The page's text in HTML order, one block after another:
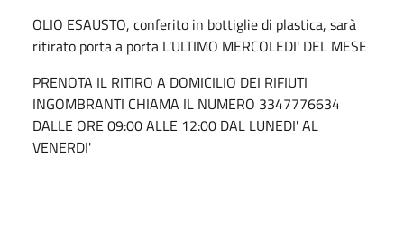
OLIO ESAUSTO, conferito in bottiglie di plastica, sarà
ritirato porta a porta L'ULTIMO MERCOLEDI' DEL MESE
PRENOTA IL RITIRO A DOMICILIO DEI RIFIUTI
INGOMBRANTI CHIAMA IL NUMERO 3347776634
DALLE ORE 09:00 ALLE 12:00 DAL LUNEDI' AL
VENERDI'